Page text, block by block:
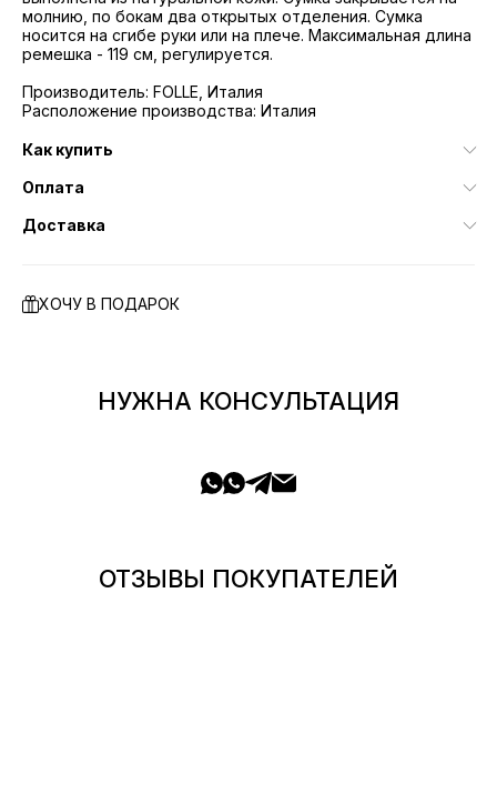
молнию, по бокам два открытых отделения. Сумка
носится на сгибе руки или на плече. Максимальная длина
ремешка - 119 см, регулируется.
Производитель: FOLLE, Италия
Расположение производства: Италия
Как купить
Оплата
Доставка
ХОЧУ В ПОДАРОК
НУЖНА КОНСУЛЬТАЦИЯ
ОТЗЫВЫ ПОКУПАТЕЛЕЙ